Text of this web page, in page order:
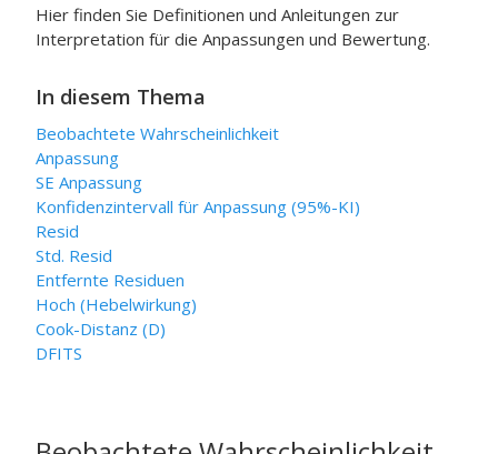
Hier finden Sie Definitionen und Anleitungen zur
Interpretation für die Anpassungen und Bewertung.
In diesem Thema
Beobachtete Wahrscheinlichkeit
Anpassung
SE Anpassung
Konfidenzintervall für Anpassung (95%-KI)
Resid
Std. Resid
Entfernte Residuen
Hoch (Hebelwirkung)
Cook-Distanz (D)
DFITS